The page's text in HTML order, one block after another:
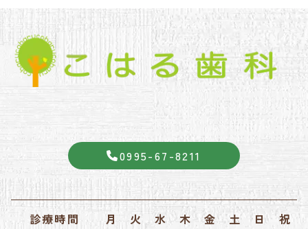
0995-67-8211
診療時間 月 火 水 木 金 土 日 祝